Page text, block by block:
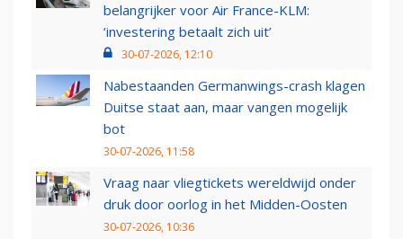
belangrijker voor Air France-KLM:
‘investering betaalt zich uit’
30-07-2026, 12:10
Nabestaanden Germanwings-crash klagen
Duitse staat aan, maar vangen mogelijk
bot
30-07-2026, 11:58
Vraag naar vliegtickets wereldwijd onder
druk door oorlog in het Midden-Oosten
30-07-2026, 10:36